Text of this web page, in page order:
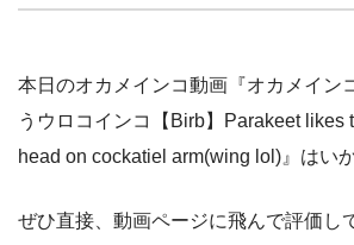
本日のオカメインコ動画『オカメイン
うウロコインコ【Birb】Parakeet likes
head on cockatiel arm(wing lol)』はい
ぜひ直接、動画ページに飛んで評価し